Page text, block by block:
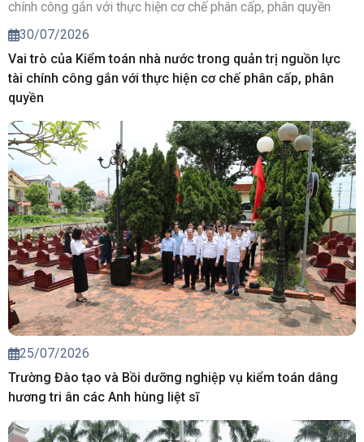
30/07/2026
Vai trò của Kiểm toán nhà nước trong quản trị nguồn lực
tài chính công gắn với thực hiện cơ chế phân cấp, phân
quyền
25/07/2026
Trường Đào tạo và Bồi dưỡng nghiệp vụ kiểm toán dâng
hương tri ân các Anh hùng liệt sĩ